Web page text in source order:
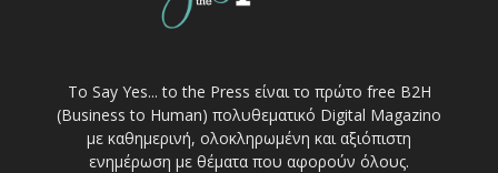
Το Say Yes... to the Press είναι το πρώτο free Β2Η
(Business to Human) πολυθεματικό Digital Magazino
με καθημερινή, ολοκληρωμένη και αξιόπιστη
ενημέρωση με θέματα που αφορούν όλους.